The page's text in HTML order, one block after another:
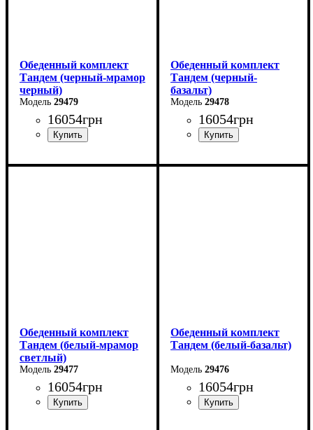
Обеденный комплект
Тандем (черный-мрамор
черный)
29479
16054грн
Обеденный комплект
Тандем (черный-
базальт)
29478
16054грн
Обеденный комплект
Тандем (белый-мрамор
светлый)
29477
16054грн
Обеденный комплект
Тандем (белый-базальт)
29476
16054грн